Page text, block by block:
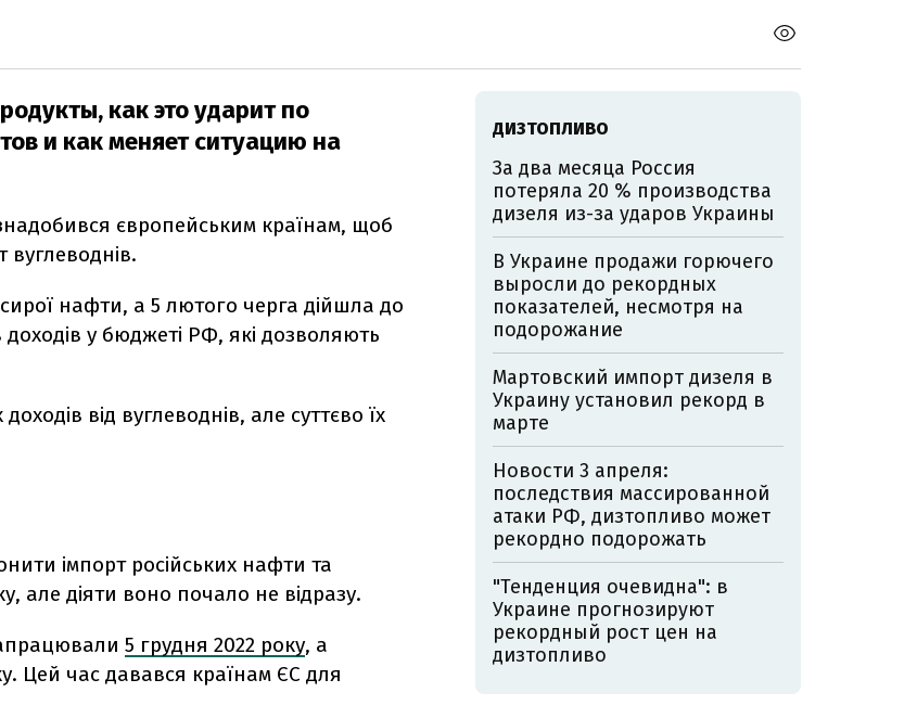
как это ударит по
и как меняет ситуацию на
європейським країнам, щоб
нафти, а 5 лютого черга дійшла до
у бюджеті РФ, які дозволяють
від вуглеводнів, але суттєво їх
імпорт російських нафти та
але діяти воно почало не відразу.
5 грудня 2022 року, а
Цей час давався країнам ЄС для
ДИЗТОПЛИВО
За два месяца Россия
потеряла 20 % производства
дизеля из-за ударов Украины
В Украине продажи горючего
выросли до рекордных
показателей, несмотря на
подорожание
Мартовский импорт дизеля в
Украину установил рекорд в
марте
Новости 3 апреля:
последствия массированной
атаки РФ, дизтопливо может
рекордно подорожать
"Тенденция очевидна": в
Украине прогнозируют
рекордный рост цен на
дизтопливо